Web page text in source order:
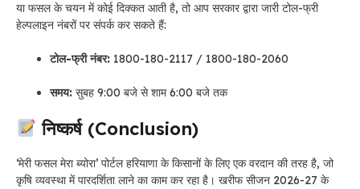
या फसल के चयन में कोई दिक्कत आती है, तो आप सरकार द्वारा जारी टोल-फ्री
हेल्पलाइन नंबरों पर संपर्क कर सकते हैं:
टोल-फ्री नंबर: 1800-180-2117 / 1800-180-2060
समय: सुबह 9:00 बजे से शाम 6:00 बजे तक
निष्कर्ष (Conclusion)
‘मेरी फसल मेरा ब्योरा’ पोर्टल हरियाणा के किसानों के लिए एक वरदान की तरह है, जो
कृषि व्यवस्था में पारदर्शिता लाने का काम कर रहा है। खरीफ सीजन 2026-27 के